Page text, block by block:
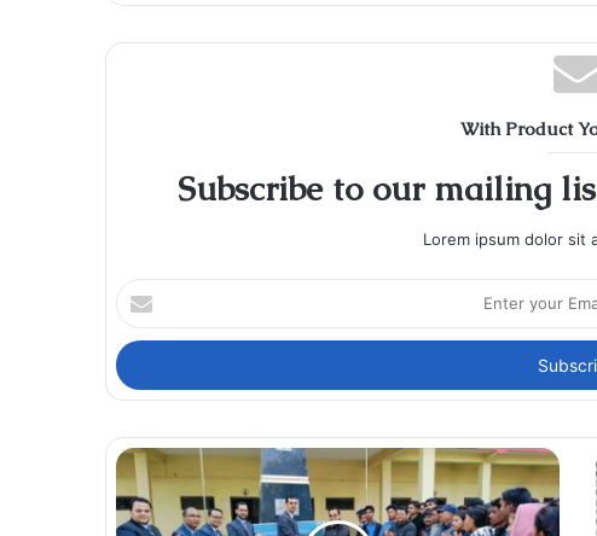
With Product
Subscribe to our mailing
Lorem ipsum dolor sit
Enter
your
Email
address